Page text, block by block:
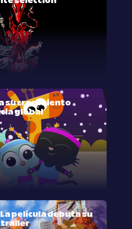
su crecimiento
global
película debuta su
trailer